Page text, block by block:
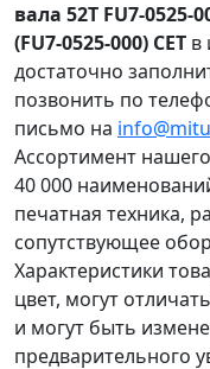
вала 52T FU7-0525-
(FU7-0525-000) CET в
достаточно
позвонить по
письмо на
Ассортимент
40 000
печатная техника,
сопутствующее
Характеристики
цвет, могут
и могут быть
предварительного